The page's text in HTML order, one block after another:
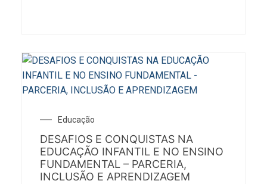
Educação
DESAFIOS E CONQUISTAS NA
EDUCAÇÃO INFANTIL E NO ENSINO
FUNDAMENTAL – PARCERIA,
INCLUSÃO E APRENDIZAGEM